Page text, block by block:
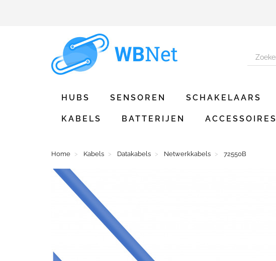
HUBS SENSOREN SCHAKELAARS
KABELS BATTERIJEN ACCESSOIRES
Home Kabels Datakabels Netwerkkabels 72550B